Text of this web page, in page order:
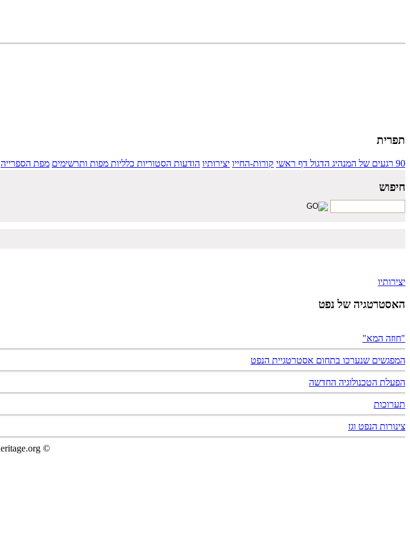
תפרית
90 רגעים של המנהיג הדגול דף ראשי קורות-החייו יצירותיו הודעות הסטוריות כלליות מפות ‏ותרשימים מפת הספרייה
חיפוש
יצירותיו
האסטרטגיה של נפט
"חוזה המא"
המפגשים שנערכו בתחום אסטרטגיית הנפט
הפעלת הטכנולוגיה החדשה
תערוכות
צינורות הנפט וגז
© aliyev-heritage.org